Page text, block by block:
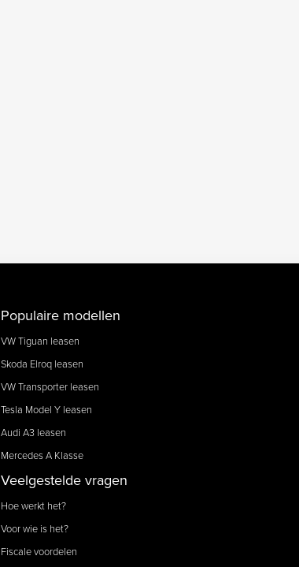
Populaire modellen
VW Tiguan leasen
Skoda Elroq leasen
VW Transporter leasen
Tesla Model Y leasen
Audi A3 leasen
Mercedes A Klasse
Veelgestelde vragen
Hoe werkt het?
Voor wie is het?
Fiscale voordelen